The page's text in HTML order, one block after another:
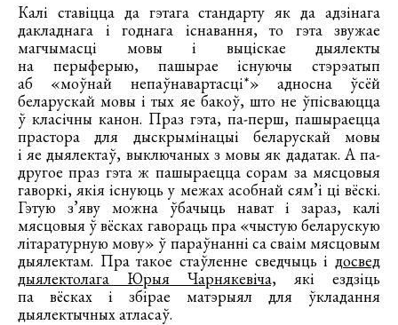
Калі ставіцца да гэтага стандарту як да адзінага
дакладнага і годнага існавання, то гэта звужае
магчымасці мовы і выціскае дыялекты
на перыферыю, пашырае існуючы стэрэатып
аб «моўнай непаўнавартасці*» адносна ўсёй
беларускай мовы і тых яе бакоў, што не ўпісваюцца
ў класічны канон. Праз гэта, па-перш, пашыраецца
прастора для дыскрымінацыі беларускай мовы
і яе дыялектаў, выключаных з мовы як дадатак. А па-
другое праз гэта ж пашыраецца сорам за мясцовыя
гаворкі, якія існуюць у межах асобнай сям’і ці вёскі.
Гэтую з’яву можна ўбачыць нават і зараз, калі
мясцовыя ў вёсках гавораць пра «чыстую беларускую
літаратурную мову» ў параўнанні са сваім мясцовым
дыялектам. Пра такое стаўленне сведчыць і досвед
дыялектолага Юрыя Чарнякевіча, які ездзіць
па вёсках і збірае матэрыял для ўкладання
дыялектычных атласаў.